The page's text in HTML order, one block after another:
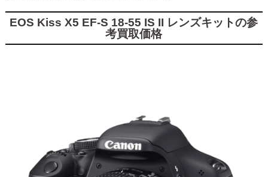
EOS Kiss X5 EF-S 18-55 IS II レンズキットの参
考買取価格